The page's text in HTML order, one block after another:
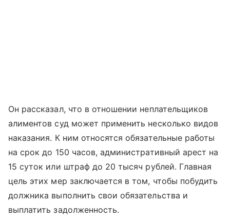
Он рассказал, что в отношении неплательщиков
алиментов суд может применить несколько видов
наказания. К ним относятся обязательные работы
на срок до 150 часов, административный арест на
15 суток или штраф до 20 тысяч рублей. Главная
цель этих мер заключается в том, чтобы побудить
должника выполнить свои обязательства и
выплатить задолженность.